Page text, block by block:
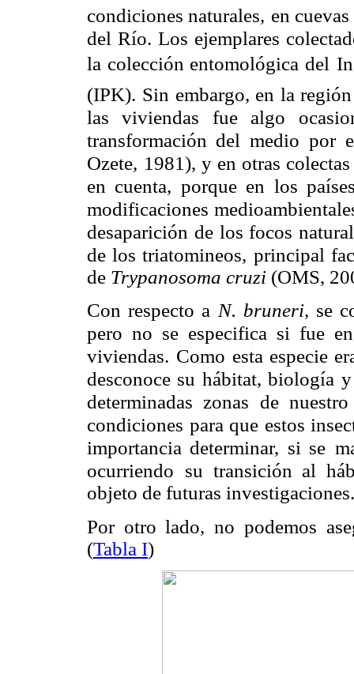
condiciones naturales, en
del Río. Los ejemplares
la colección entomológica del
(IPK). Sin embargo, en la
las viviendas fue algo
transformación del medio por
Ozete, 1981), y en otras
en cuenta, porque en los
modificaciones
desaparición de los focos
de los triatomineos, principal
de Trypanosoma cruzi (OMS,
Con respecto a N. bruneri, se
pero no se especifica si fue
viviendas. Como esta especie
desconoce su hábitat, biología
determinadas zonas de
condiciones para que estos
importancia determinar, si se
ocurriendo su transición al
objeto de futuras investigaciones.
Por otro lado, no podemos
(Tabla I)